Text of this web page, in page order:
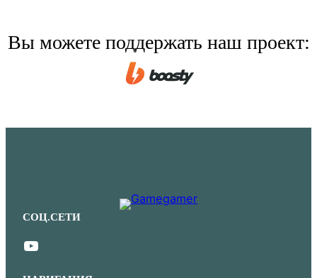
Вы можете поддержать наш проект:
СОЦ.СЕТИ
YouTube